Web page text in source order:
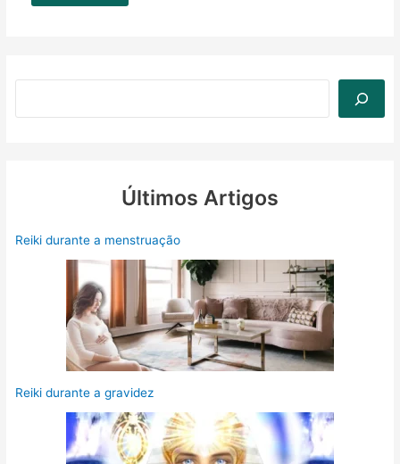
Últimos Artigos
Reiki durante a menstruação
Reiki durante a gravidez